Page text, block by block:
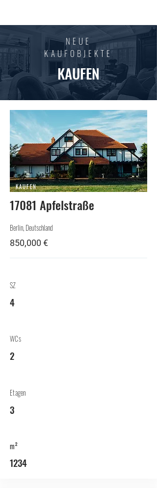
NEUE
KAUFOBJEKTE
KAUFEN
KAUFEN
17081 Apfelstraße
Berlin, Deutschland
850,000 €
SZ
4
WCs
2
Etagen
3
m²
1234